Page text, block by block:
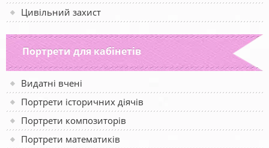
Цивільний захист
Портрети для кабінетів
Видатні вчені
Портрети історичних діячів
Портрети композиторів
Портрети математиків